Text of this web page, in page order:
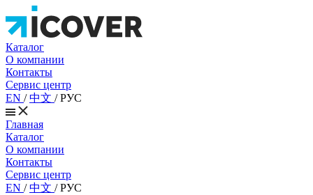
Каталог
О компании
Контакты
Сервис центр
EN /中文 /РУС
Главная
Каталог
О компании
Контакты
Сервис центр
EN /中文 /РУС